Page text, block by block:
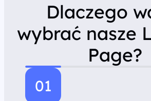
Dlaczego
wybrać nasze
Page?